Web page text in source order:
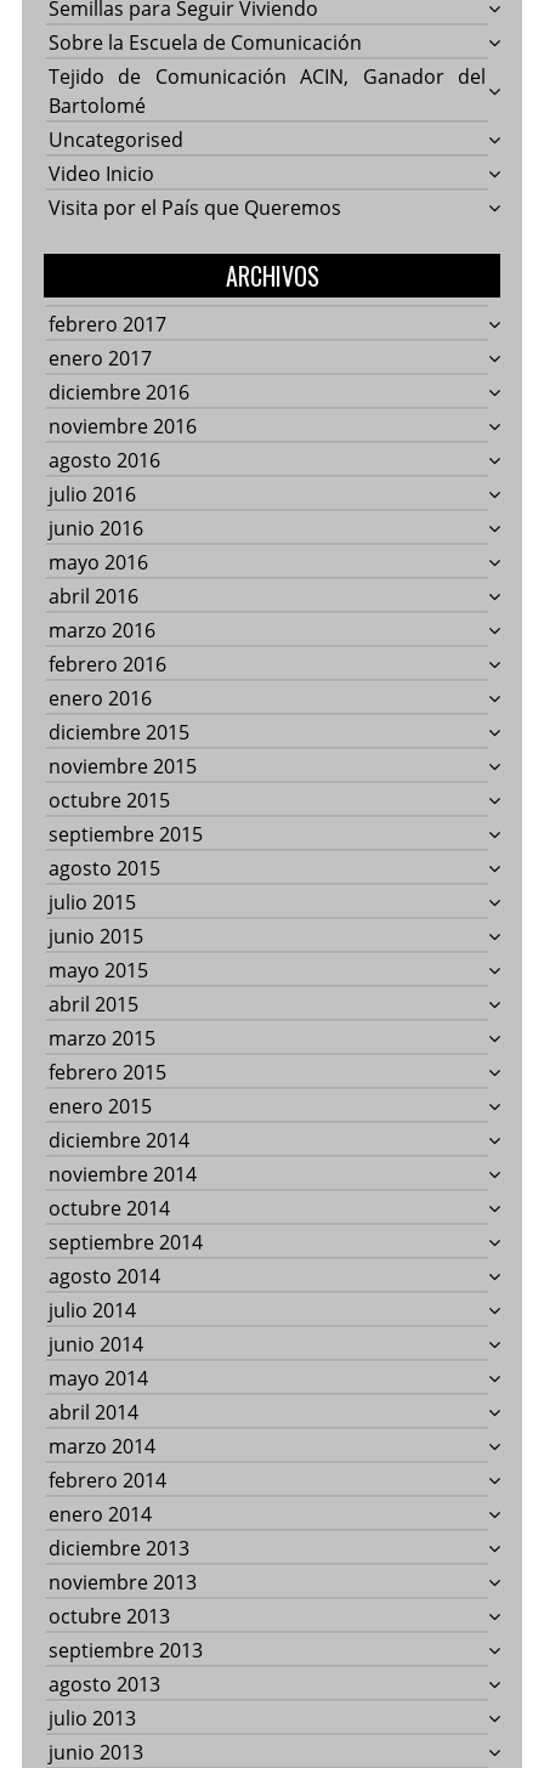
Semillas para Seguir Viviendo
Sobre la Escuela de Comunicación
Tejido de Comunicación ACIN, Ganador del
Bartolomé
Uncategorised
Video Inicio
Visita por el País que Queremos
ARCHIVOS
febrero 2017
enero 2017
diciembre 2016
noviembre 2016
agosto 2016
julio 2016
junio 2016
mayo 2016
abril 2016
marzo 2016
febrero 2016
enero 2016
diciembre 2015
noviembre 2015
octubre 2015
septiembre 2015
agosto 2015
julio 2015
junio 2015
mayo 2015
abril 2015
marzo 2015
febrero 2015
enero 2015
diciembre 2014
noviembre 2014
octubre 2014
septiembre 2014
agosto 2014
julio 2014
junio 2014
mayo 2014
abril 2014
marzo 2014
febrero 2014
enero 2014
diciembre 2013
noviembre 2013
octubre 2013
septiembre 2013
agosto 2013
julio 2013
junio 2013